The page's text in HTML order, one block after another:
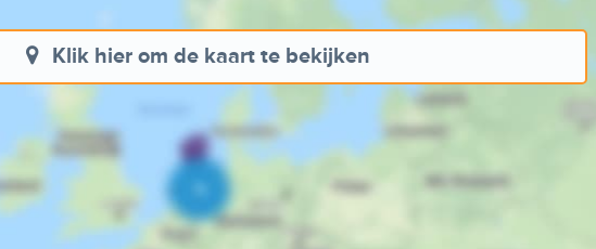
Klik hier om de kaart te bekijken